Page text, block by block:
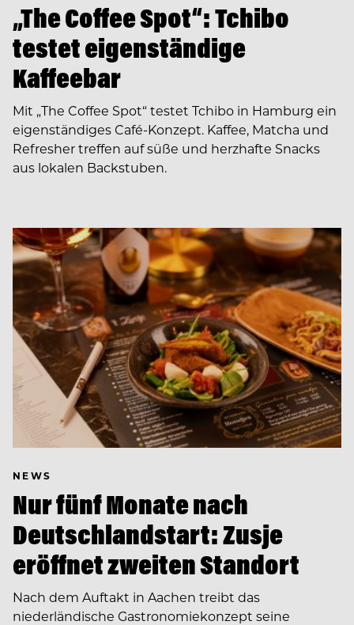
„The Coffee Spot“: Tchibo
testet eigenständige
Kaffeebar
Mit „The Coffee Spot“ testet Tchibo in Hamburg ein
eigenständiges Café-Konzept. Kaffee, Matcha und
Refresher treffen auf süße und herzhafte Snacks
aus lokalen Backstuben.
NEWS
Nur fünf Monate nach
Deutschlandstart: Zusje
eröffnet zweiten Standort
Nach dem Auftakt in Aachen treibt das
niederländische Gastronomiekonzept seine